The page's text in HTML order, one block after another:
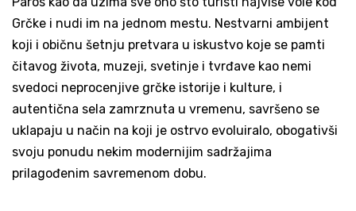
Grčke i nudi im na jednom mestu. Nestvarni ambijent
koji i običnu šetnju pretvara u iskustvo koje se pamti
čitavog života, muzeji, svetinje i tvrđave kao nemi
svedoci neprocenjive grčke istorije i kulture, i
autentična sela zamrznuta u vremenu, savršeno se
uklapaju u način na koji je ostrvo evoluiralo, obogativši
svoju ponudu nekim modernijim sadržajima
prilagođenim savremenom dobu.